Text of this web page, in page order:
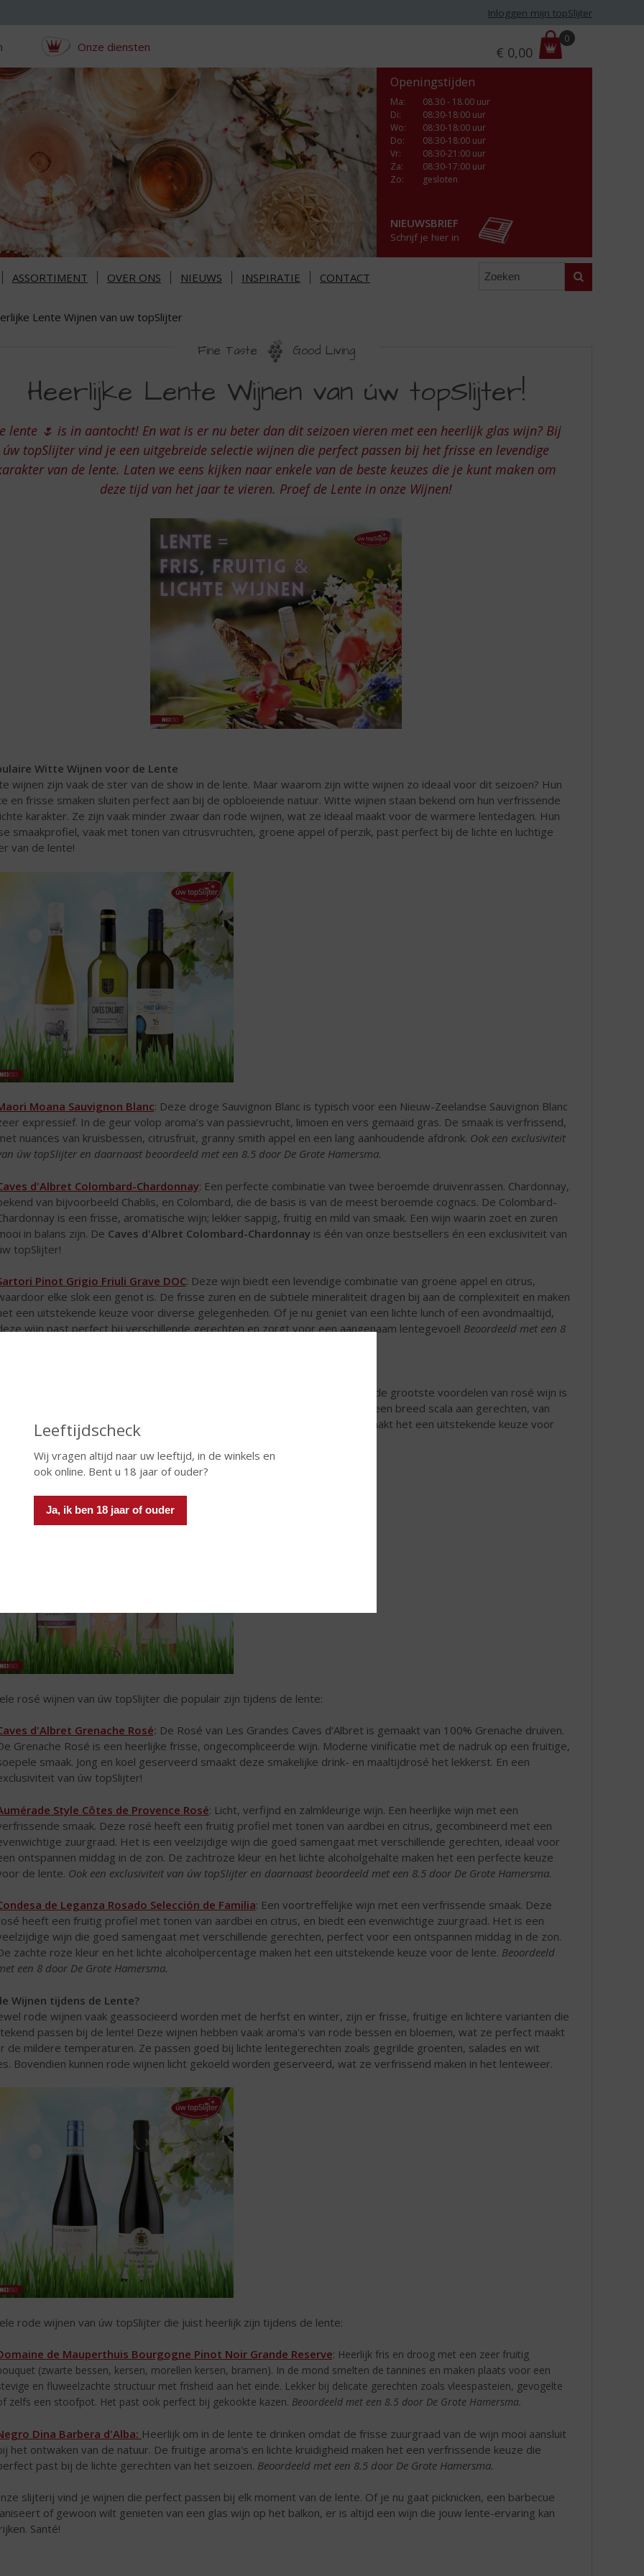
Leeftijdscheck
Wij vragen altijd naar uw leeftijd, in de winkels en
ook online. Bent u 18 jaar of ouder?
Ja, ik ben 18 jaar of ouder
Inloggen mijn topSlijter
Onze diensten
r
i
€ 0,00
0
Openingstijden
Ma:
08.30 - 18.00 uur
Di:
08:30-18:00 uur
Wo:
08:30-18:00 uur
Do:
08:30-18:00 uur
Vr:
08:30-21:00 uur
Za:
08:30-17:00 uur
Zo:
gesloten
NIEUWSBRIEF
Schrijf je hier in
ASSORTIMENT OVER ONS NIEUWS INSPIRATIE CONTACT Zoeken
Lente Wijnen van uw topSlijter
Fine Taste Good Living
Heerlijke Lente Wijnen van úw topSlijter!
lente 🌷 is in aantocht! En wat is er nu beter dan dit seizoen vieren met een heerlijk glas wijn? Bij
úw topSlijter vind je een uitgebreide selectie wijnen die perfect passen bij het frisse en levendige
van de lente. Laten we eens kijken naar enkele van de beste keuzes die je kunt maken om
deze tijd van het jaar te vieren. Proef de Lente in onze Wijnen!
Witte Wijnen voor de Lente
wijnen zijn vaak de ster van de show in de lente. Maar waarom zijn witte wijnen zo ideaal voor dit seizoen? Hun
en frisse smaken sluiten perfect aan bij de opbloeiende natuur. Witte wijnen staan bekend om hun verfrissende
karakter. Ze zijn vaak minder zwaar dan rode wijnen, wat ze ideaal maakt voor de warmere lentedagen. Hun
smaakprofiel, vaak met tonen van citrusvruchten, groene appel of perzik, past perfect bij de lichte en luchtige
van de lente!
Moana Sauvignon Blanc: Deze droge Sauvignon Blanc is typisch voor een Nieuw-Zeelandse Sauvignon Blanc
expressief. In de geur volop aroma’s van passievrucht, limoen en vers gemaaid gras. De smaak is verfrissend,
nuances van kruisbessen, citrusfruit, granny smith appel en een lang aanhoudende afdronk. Ook een exclusiviteit
úw topSlijter en daarnaast beoordeeld met een 8.5 door De Grote Hamersma.
d'Albret Colombard-Chardonnay: Een perfecte combinatie van twee beroemde druivenrassen. Chardonnay,
van bijvoorbeeld Chablis, en Colombard, die de basis is van de meest beroemde cognacs. De Colombard-
is een frisse, aromatische wijn; lekker sappig, fruitig en mild van smaak. Een wijn waarin zoet en zuren
in balans zijn. De Caves d'Albret Colombard-Chardonnayis één van onze bestsellers én een exclusiviteit van
topSlijter!
Pinot Grigio Friuli Grave DOC: Deze wijn biedt een levendige combinatie van groene appel en citrus,
elke slok een genot is. De frisse zuren en de subtiele mineraliteit dragen bij aan de complexiteit en maken
een uitstekende keuze voor diverse gelegenheden. Of je nu geniet van een lichte lunch of een avondmaaltijd,
wijn past perfect bij verschillende gerechten en zorgt voor een aangenaam lentegevoel! Beoordeeld met een 8
wijnen staan bekend om hun lichte en verfrissende smaakprofiel. Eén van de grootste voordelen van rosé wijn is
in voedselcombinaties. Rosé kan gemakkelijk samengaan met een breed scala aan gerechten, van
salades tot gegrilde vis en zelfs pittige gerechten. Deze veelzijdigheid maakt het een uitstekende keuze voor
en picknicks.
rosé wijnen van úw topSlijter die populair zijn tijdens de lente:
d'Albret Grenache Rosé: De Rosé van Les Grandes Caves d’Albret is gemaakt van 100% Grenache druiven.
Grenache Rosé is een heerlijke frisse, ongecompliceerde wijn. Moderne vinificatie met de nadruk op een fruitige,
smaak. Jong en koel geserveerd smaakt deze smakelijke drink- en maaltijdrosé het lekkerst. En een
van úw topSlijter!
Style Côtes de Provence Rosé: Licht, verfijnd en zalmkleurige wijn. Een heerlijke wijn met een
smaak. Deze rosé heeft een fruitig profiel met tonen van aardbei en citrus, gecombineerd met een
zuurgraad. Het is een veelzijdige wijn die goed samengaat met verschillende gerechten, ideaal voor
ontspannen middag in de zon. De zachtroze kleur en het lichte alcoholgehalte maken het een perfecte keuze
de lente. Ook een exclusiviteit van úw topSlijter en daarnaast beoordeeld met een 8.5 door De Grote Hamersma.
de Leganza Rosado Selección de Familia: Een voortreffelijke wijn met een verfrissende smaak. Deze
heeft een fruitig profiel met tonen van aardbei en citrus, en biedt een evenwichtige zuurgraad. Het is een
wijn die goed samengaat met verschillende gerechten, perfect voor een ontspannen middag in de zon.
zachte roze kleur en het lichte alcoholpercentage maken het een uitstekende keuze voor de lente. Beoordeeld
een 8 door De Grote Hamersma.
Wijnen tijdens de Lente?
rode wijnen vaak geassocieerd worden met de herfst en winter, zijn er frisse, fruitige en lichtere varianten die
passen bij de lente! Deze wijnen hebben vaak aroma's van rode bessen en bloemen, wat ze perfect maakt
de mildere temperaturen. Ze passen goed bij lichte lentegerechten zoals gegrilde groenten, salades en wit
Bovendien kunnen rode wijnen licht gekoeld worden geserveerd, wat ze verfrissend maken in het lenteweer.
rode wijnen van úw topSlijter die juist heerlijk zijn tijdens de lente:
de Mauperthuis Bourgogne Pinot Noir Grande Reserve: Heerlijk fris en droog met een zeer fruitig
(zwarte bessen, kersen, morellen kersen, bramen). In de mond smelten de tannines en maken plaats voor een
en fluweelzachte structuur met frisheid aan het einde. Lekker bij delicate gerechten zoals vleespasteien, gevogelte
zelfs een stoofpot. Het past ook perfect bij gekookte kazen. Beoordeeld met een 8.5 door De Grote Hamersma.
Dina Barbera d'Alba: Heerlijk om in de lente te drinken omdat de frisse zuurgraad van de wijn mooi aansluit
het ontwaken van de natuur. De fruitige aroma's en lichte kruidigheid maken het een verfrissende keuze die
past bij de lichte gerechten van het seizoen. Beoordeeld met een 8.5 door De Grote Hamersma.
slijterij vind je wijnen die perfect passen bij elk moment van de lente. Of je nu gaat picknicken, een barbecue
of gewoon wilt genieten van een glas wijn op het balkon, er is altijd een wijn die jouw lente-ervaring kan
Santé!